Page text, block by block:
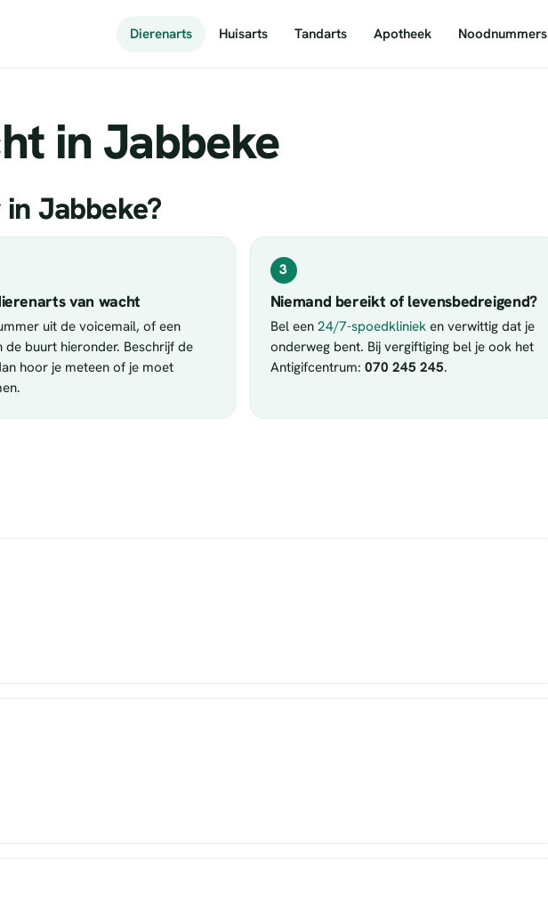
Dierenarts Huisarts Tandarts Apotheek Noodnummers
in Jabbeke
Jabbeke?
van wacht
uit de voicemail, of een
de buurt hieronder. Beschrijf de
hoor je meteen of je moet
3
Niemand bereikt of levensbedreigend?
Bel een 24/7-spoedklinieken verwittig dat je
onderweg bent. Bij vergiftiging bel je ook het
Antigifcentrum: 070 245 245.